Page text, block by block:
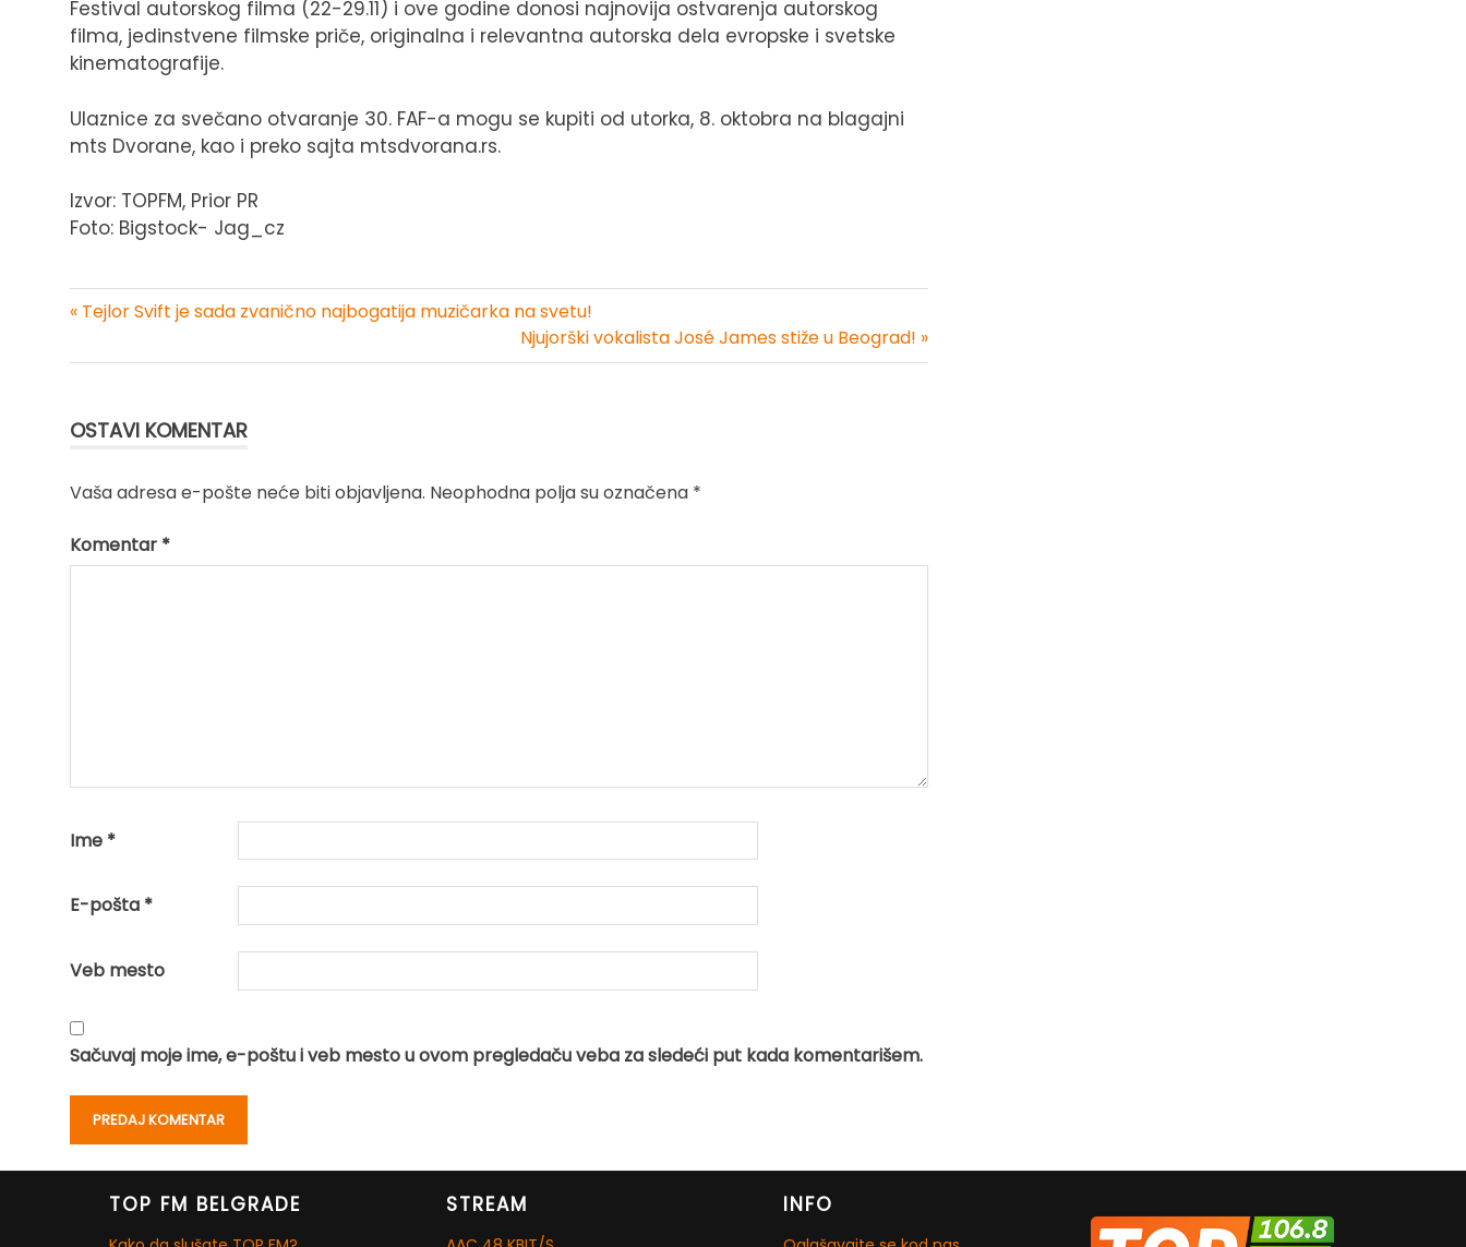
Festival autorskog filma (22-29.11) i ove godine donosi najnovija ostvarenja autorskog
filma, jedinstvene filmske priče, originalna i relevantna autorska dela evropske i svetske
kinematografije.
Ulaznice za svečano otvaranje 30. FAF-a mogu se kupiti od utorka, 8. oktobra na blagajni
mts Dvorane, kao i preko sajta mtsdvorana.rs.
Izvor: TOPFM, Prior PR
Foto: Bigstock- Jag_cz
« Tejlor Svift je sada zvanično najbogatija muzičarka na svetu!
Njujorški vokalista José James stiže u Beograd! »
OSTAVI KOMENTAR
Vaša adresa e-pošte neće biti objavljena. Neophodna polja su označena *
Komentar *
Ime *
E-pošta *
Veb mesto
Sačuvaj moje ime, e-poštu i veb mesto u ovom pregledaču veba za sledeći put kada komentarišem.
TOP FM BELGRADE STREAM INFO